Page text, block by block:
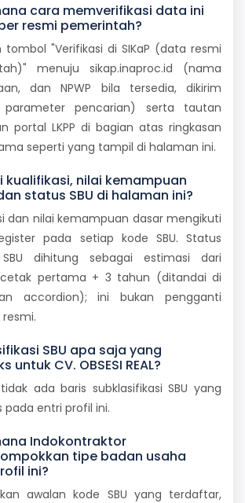
cara memverifikasi data ini
resmi pemerintah?
tombol "Verifikasi di SIKaP (data resmi
menuju sikap.inaproc.id (nama
dan NPWP bila tersedia, dikirim
parameter pencarian) serta tautan
portal LKPP di bagian atas ringkasan
seperti yang tampil di halaman ini.
kualifikasi, nilai kemampuan
status SBU di halaman ini?
dan nilai kemampuan dasar mengikuti
pada setiap kode SBU. Status
dihitung sebagai estimasi dari
pertama + 3 tahun (ditandai di
accordion); ini bukan pengganti
SBU apa saja yang
untuk CV. OBSESI REAL?
ada baris subklasifikasi SBU yang
pada entri profil ini.
Indokontraktor
tipe badan usaha
ini?
awalan kode SBU yang terdaftar,